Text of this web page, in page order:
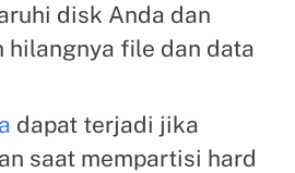
disk Anda dan
hilangnya file dan data
dapat terjadi jika
saat mempartisi hard